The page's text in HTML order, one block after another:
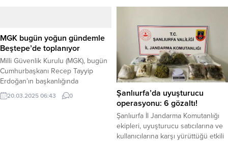
MGK bugün yoğun gündemle
Beştepe’de toplanıyor
Milli Güvenlik Kurulu (MGK), bugün
Cumhurbaşkanı Recep Tayyip
Erdoğan’ın başkanlığında
Beştepe’de bir araya gelecek. Bu
yılki ikinci MGK toplantısının ana
20.03.2025 06:43 0
Şanlıurfa’da uyuşturucu
operasyonu: 6 gözaltı!
Şanlıurfa İl Jandarma Komutanlığı
ekipleri, uyuşturucu satıcılarına ve
kullanıcılarına karşı yürüttüğü etkili